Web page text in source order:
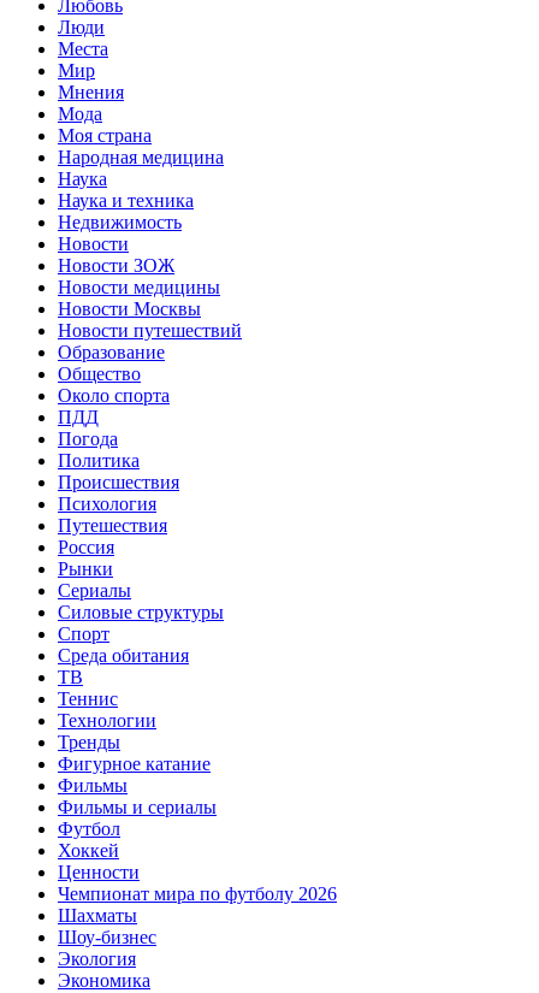
Любовь
Люди
Места
Мир
Мнения
Мода
Моя страна
Народная медицина
Наука
Наука и техника
Недвижимость
Новости
Новости ЗОЖ
Новости медицины
Новости Москвы
Новости путешествий
Образование
Общество
Около спорта
ПДД
Погода
Политика
Происшествия
Психология
Путешествия
Россия
Рынки
Сериалы
Силовые структуры
Спорт
Среда обитания
ТВ
Теннис
Технологии
Тренды
Фигурное катание
Фильмы
Фильмы и сериалы
Футбол
Хоккей
Ценности
Чемпионат мира по футболу 2026
Шахматы
Шоу-бизнес
Экология
Экономика